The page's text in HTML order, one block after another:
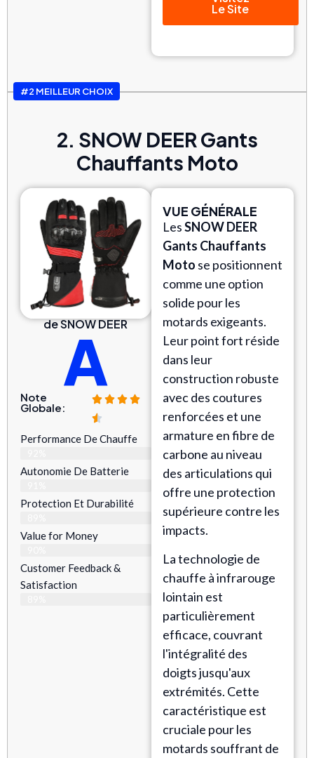
Le Site
#2 MEILLEUR CHOIX
2. SNOW DEER Gants
Chauffants Moto
de SNOW DEER
A
Note
Globale:
Performance De Chauffe
Autonomie De Batterie
Protection Et Durabilité
Value for Money
Customer Feedback &
Satisfaction​
VUE GÉNÉRALE
LesSNOW DEER
Gants Chauffants
Moto se positionnent
comme une option
solide pour les
motards exigeants.
Leur point fort réside
dans leur
construction robuste
avec des coutures
renforcées et une
armature en fibre de
carbone au niveau
des articulations qui
offre une protection
supérieure contre les
impacts.
La technologie de
chauffe à infrarouge
lointain est
particulièrement
efficace, couvrant
l'intégralité des
doigts jusqu'aux
extrémités. Cette
caractéristique est
cruciale pour les
motards souffrant de